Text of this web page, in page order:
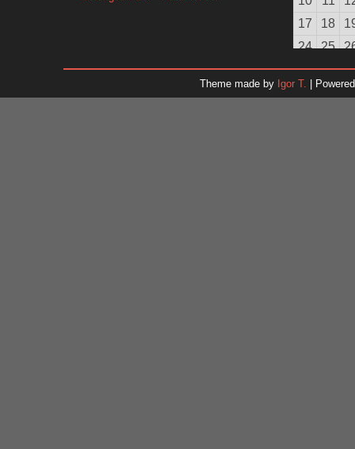
17
18
24
25
31
Theme made by Igor T. |